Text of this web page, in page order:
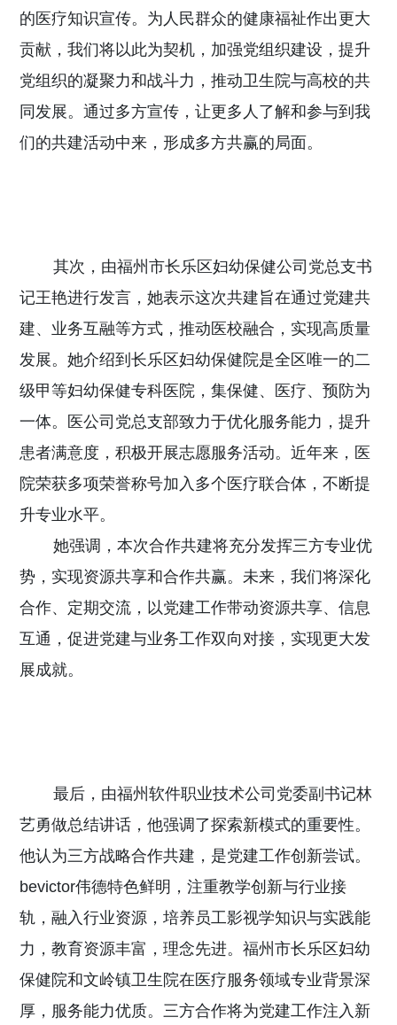
的医疗知识宣传。为人民群众的健康福祉作出更大
贡献，我们将以此为契机，加强党组织建设，提升
党组织的凝聚力和战斗力，推动卫生院与高校的共
同发展。通过多方宣传，让更多人了解和参与到我
们的共建活动中来，形成多方共赢的局面。
其次 ，由福州市长乐区妇幼保健公司党总支书
记王艳进行发言，她表示这次共建旨在通过党建共
建、业务互融等方式，推动医校融合，实现高质量
发展。她介绍到长乐区妇幼保健院是全区唯一的二
级甲等妇幼保健专科医院，集保健、医疗、预防为
一体。医公司党总支部致力于优化服务能力，提升
患者满意度，积极开展志愿服务活动。近年来，医
院荣获多项荣誉称号加入多个医疗联合体，不断提
升专业水平。
她强调，本次合作共建将充分发挥三方专业优
势，实现资源共享和合作共赢。未来，我们将深化
合作、定期交流，以党建工作带动资源共享、信息
互通，促进党建与业务工作双向对接，实现更大发
展成就。
最后，由福州软件职业技术公司党委副书记林
艺勇做总结讲话，他强调了探索新模式的重要性。
他认为三方战略合作共建，是党建工作创新尝试。
bevictor伟德特色鲜明，注重教学创新与行业接
轨，融入行业资源，培养员工影视学知识与实践能
力，教育资源丰富，理念先进。福州市长乐区妇幼
保健院和文岭镇卫生院在医疗服务领域专业背景深
厚，服务能力优质。三方合作将为党建工作注入新